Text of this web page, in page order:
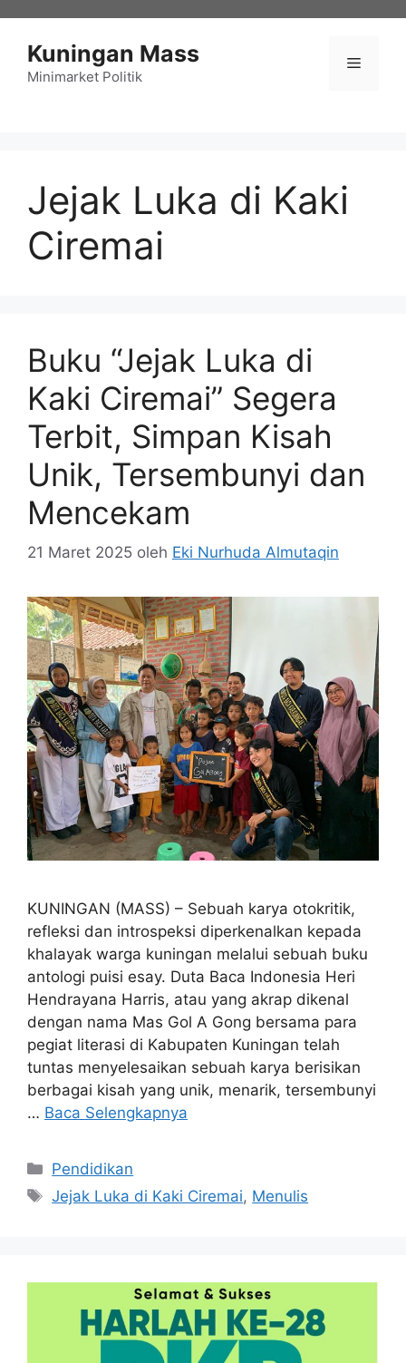
Kuningan Mass
Minimarket Politik
Menu
Jejak Luka di Kaki
Ciremai
Buku “Jejak Luka di
Kaki Ciremai” Segera
Terbit, Simpan Kisah
Unik, Tersembunyi dan
Mencekam
21 Maret 2025 oleh Eki Nurhuda Almutaqin
KUNINGAN (MASS) – Sebuah karya otokritik,
refleksi dan introspeksi diperkenalkan kepada
khalayak warga kuningan melalui sebuah buku
antologi puisi esay. Duta Baca Indonesia Heri
Hendrayana Harris, atau yang akrap dikenal
dengan nama Mas Gol A Gong bersama para
pegiat literasi di Kabupaten Kuningan telah
tuntas menyelesaikan sebuah karya berisikan
berbagai kisah yang unik, menarik, tersembunyi
… Baca Selengkapnya
Kategori
Pendidikan
Tag
Jejak Luka di Kaki Ciremai, Menulis